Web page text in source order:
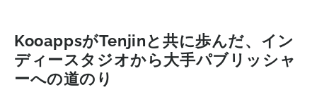
KooappsがTenjinと共に歩んだ、イン
ディースタジオから大手パブリッシャ
ーへの道のり